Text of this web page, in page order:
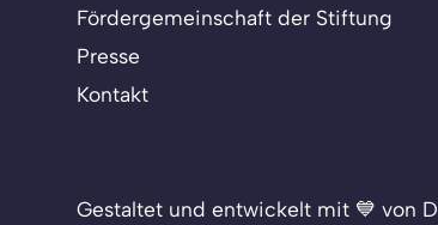
Fördergemeinschaft der Stiftung
Presse
Kontakt
Gestaltet und entwickelt mit 💙 von